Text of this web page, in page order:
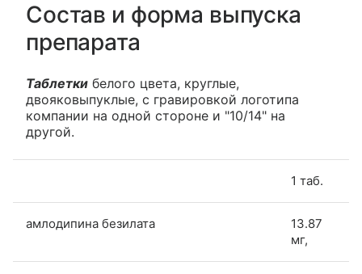
Состав и форма выпуска
препарата
Таблетки белого цвета, круглые,
двояковыпуклые, с гравировкой логотипа
компании на одной стороне и "10/14" на
другой.
1 таб.
амлодипина безилата
13.87
мг,